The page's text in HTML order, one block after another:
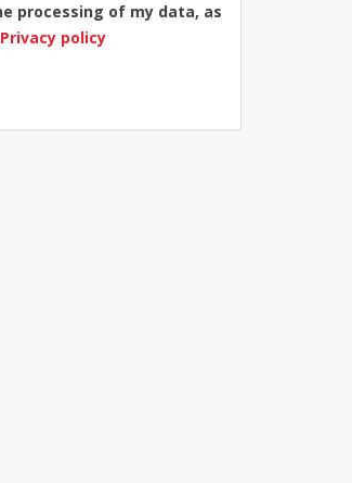
processing of my data, as
Privacy policy